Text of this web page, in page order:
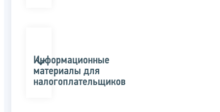
Информационные
материалы для
налогоплательщиков